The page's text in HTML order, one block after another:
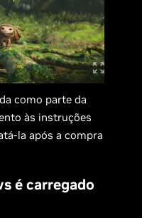
como parte da
às instruções
la após a compra
é carregado